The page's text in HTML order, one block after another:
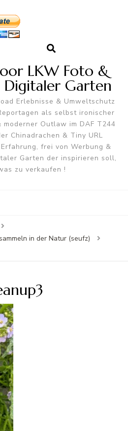
LKW Foto &
Digitaler Garten
Erlebnisse & Umweltschutz
als selbst ironischer
Outlaw im DAF T244
Chinadrachen & Tiny URL
frei von Werbung &
Garten der inspirieren soll,
zu verkaufen !
in der Natur (seufz)